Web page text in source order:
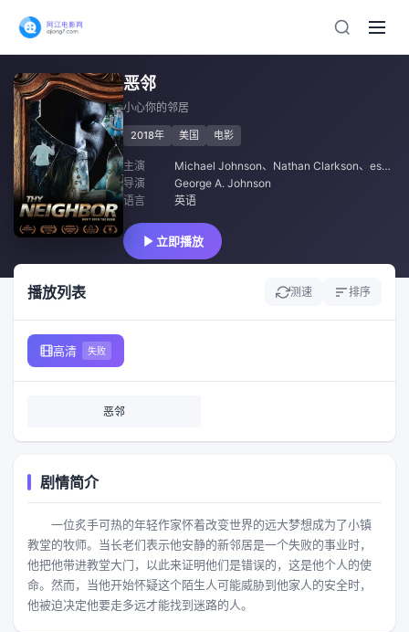
恶邻
小心你的邻居
2018年 美国 电影
主演 Michael Johnson、 Nathan Clarkson、 essica Koloian
导演
George A. Johnson
语言
英语
立即播放
播放列表 测速 排序
高清 失败
恶邻
剧情简介
一位炙手可热的年轻作家怀着改变世界的远大梦想成为了小镇
教堂的牧师。当长老们表示他安静的新邻居是一个失败的事业时，
他把他带进教堂大门，以此来证明他们是错误的，这是他个人的使
命。然而，当他开始怀疑这个陌生人可能威胁到他家人的安全时，
他被迫决定他要走多远才能找到迷路的人。